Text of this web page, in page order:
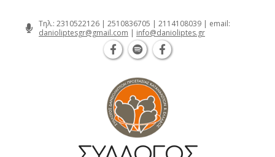
Τηλ.: 2310522126 | 2510836705 | 2114108039 | email:
danioliptesgr@gmail.com | info@danioliptes.gr